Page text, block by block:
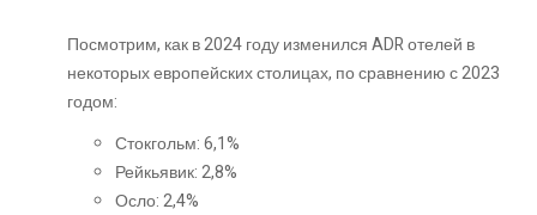
Посмотрим, как в 2024 году изменился ADR отелей в
некоторых европейских столицах, по сравнению с 2023
годом:
Стокгольм: 6,1%
Рейкьявик: 2,8%
Осло: 2,4%